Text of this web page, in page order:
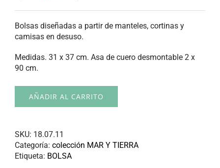
era:
46,00€.
es:
38,00€.
Bolsas diseñadas a partir de manteles, cortinas y
camisas en desuso.
Medidas. 31 x 37 cm. Asa de cuero desmontable 2 x
90 cm.
AÑADIR AL CARRITO
SKU: 18.07.11
Categoría: colección MAR Y TIERRA
Etiqueta: BOLSA